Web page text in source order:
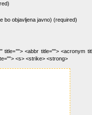
bo objavljena javno) (required)
<abbr title=""> <acronym
<s> <strike> <strong>